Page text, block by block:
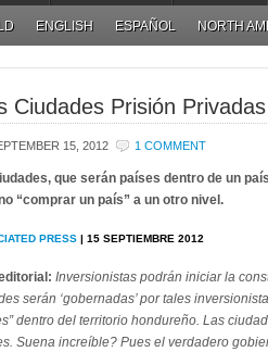
ENGLISH ESPAÑOL NORTH
Ciudades Prisión
15, 2012 1 COMMENT
que serán países dentro de un
“comprar un país” a un otro nivel.
PRESS | 15 SEPTIEMBRE 2012
Inversionistas podrán iniciar la
serán ‘gobernadas’ por tales
dentro del territorio hondureño. Las
Suena increíble? Pues el verdadero